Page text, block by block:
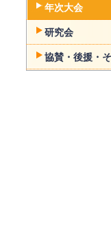
年次大会
研究会
協賛・後援・